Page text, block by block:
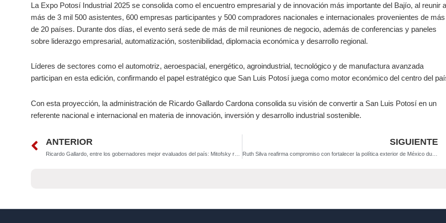
La Expo Potosí Industrial 2025 se consolida como el encuentro empresarial y de innovación más importante del Bajío, al reunir a
más de 3 mil 500 asistentes, 600 empresas participantes y 500 compradores nacionales e internacionales provenientes de más
de 20 países. Durante dos días, el evento será sede de más de mil reuniones de negocio, además de conferencias y paneles
sobre liderazgo empresarial, automatización, sostenibilidad, diplomacia económica y desarrollo regional.
Líderes de sectores como el automotriz, aeroespacial, energético, agroindustrial, tecnológico y de manufactura avanzada
participan en esta edición, confirmando el papel estratégico que San Luis Potosí juega como motor económico del centro del
Con esta proyección, la administración de Ricardo Gallardo Cardona consolida su visión de convertir a San Luis Potosí en un
referente nacional e internacional en materia de innovación, inversión y desarrollo industrial sostenible.
Prev
ANTERIOR SIGUIENTE
Ruth Silva reafirma compromiso con fortalecer la política exterior de México durante comparecencia del canciller Juan Ramón de la Fuente